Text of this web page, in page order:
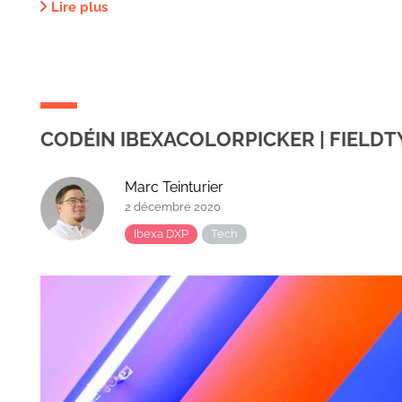
Lire plus
CODÉIN IBEXACOLORPICKER |
Marc Teinturier
2 décembre 2020
Ibexa DXP
Tech